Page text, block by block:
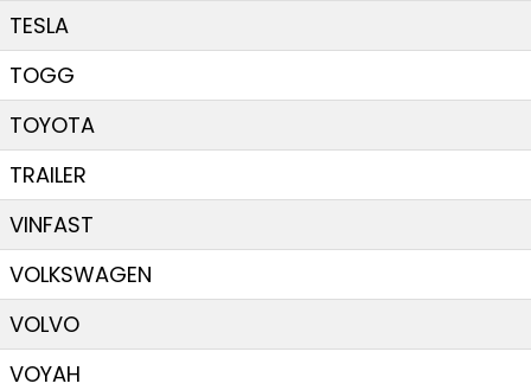
TESLA
TOGG
TOYOTA
TRAILER
VINFAST
VOLKSWAGEN
VOLVO
VOYAH